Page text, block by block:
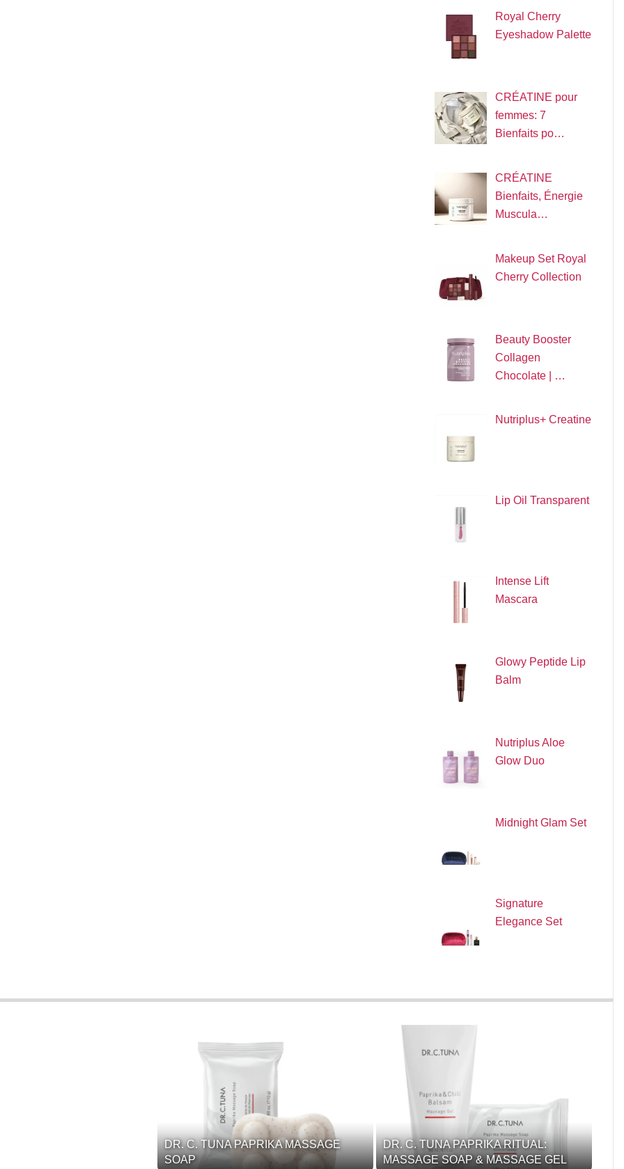
Royal Cherry
Eyeshadow Palette
CRÉATINE pour
femmes: 7
Bienfaits po…
CRÉATINE
Bienfaits, Énergie
Muscula…
Makeup Set Royal
Cherry Collection
Beauty Booster
Collagen
Chocolate | …
Nutriplus+ Creatine
Lip Oil Transparent
Intense Lift
Mascara
Glowy Peptide Lip
Balm
Nutriplus Aloe
Glow Duo
Midnight Glam Set
Signature
Elegance Set
DR. C. TUNA PAPRIKA MASSAGE
SOAP
DR. C. TUNA PAPRIKA RITUAL:
MASSAGE SOAP & MASSAGE GEL